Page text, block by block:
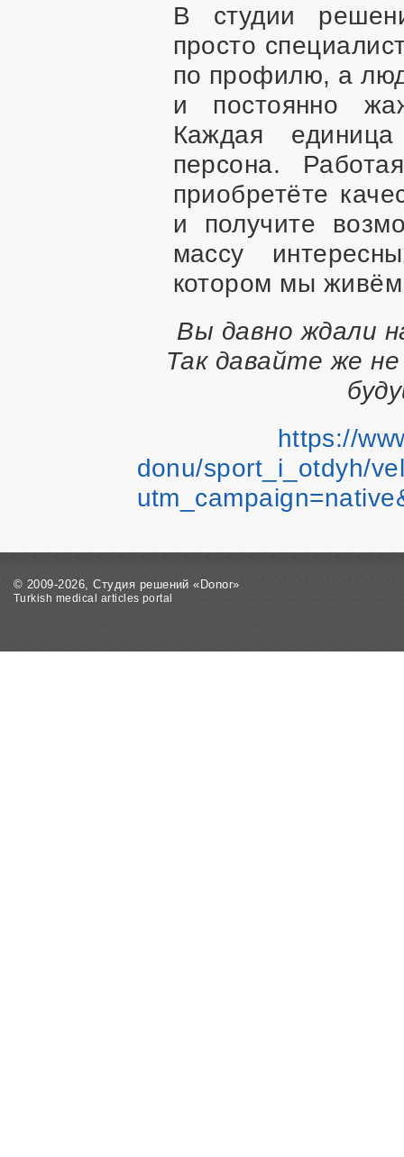
В студии
просто
по профилю, а
и постоянно
Каждая
персона.
приобретёте
и получите
массу
котором мы
Вы давно ждали
Так давайте же
https://
donu/sport_i_otdyh/
© 2009-2026, Студия решений «Donor»
Turkish medical articles portal